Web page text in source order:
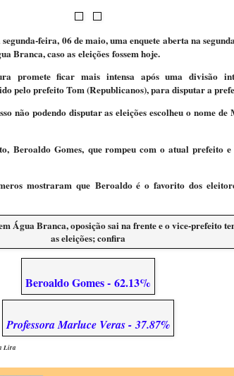
feira, 06 de maio, uma enquete aberta na
Branca, caso as eleições fossem hoje.
promete ficar mais intensa após uma divisão
pelo prefeito Tom (Republicanos), para disputar a
não podendo disputar as eleições escolheu o nome
Beroaldo Gomes, que rompeu com o atual prefeito
mostraram que Beroaldo é o favorito dos
Beroaldo Gomes - 62.13%
Professora Marluce Veras -37.87%
Lira